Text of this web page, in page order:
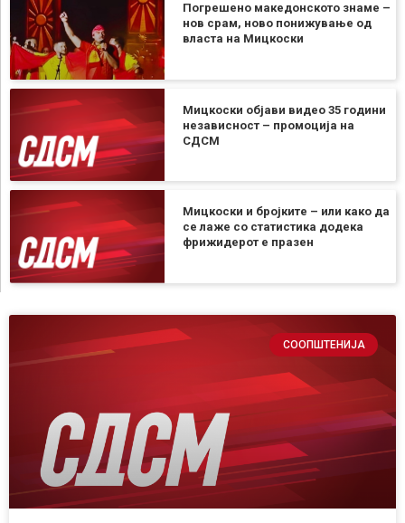
Погрешено македонското знаме –
нов срам, ново понижување од
власта на Мицкоски
Мицкоски објави видео 35 години
независност – промоција на
СДСМ
Мицкоски и бројките – или како да
се лаже со статистика додека
фрижидерот е празен
СООПШТЕНИЈА